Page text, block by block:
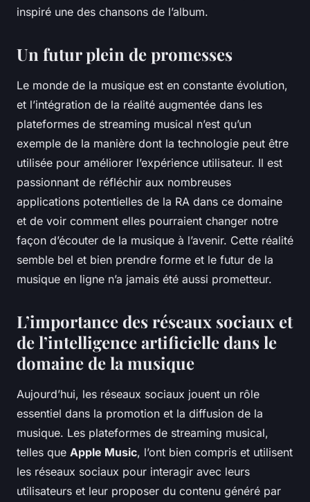
inspiré une des chansons de l’album.
Un futur plein de promesses
Le monde de la musique est en constante évolution,
et l’intégration de la réalité augmentée dans les
plateformes de streaming musical n’est qu’un
exemple de la manière dont la technologie peut être
utilisée pour améliorer l’expérience utilisateur. Il est
passionnant de réfléchir aux nombreuses
applications potentielles de la RA dans ce domaine
et de voir comment elles pourraient changer notre
façon d’écouter de la musique à l’avenir. Cette réalité
semble bel et bien prendre forme et le futur de la
musique en ligne n’a jamais été aussi prometteur.
L’importance des réseaux sociaux et
de l’intelligence artificielle dans le
domaine de la musique
Aujourd’hui, les réseaux sociaux jouent un rôle
essentiel dans la promotion et la diffusion de la
musique. Les plateformes de streaming musical,
telles que Apple Music, l’ont bien compris et utilisent
les réseaux sociaux pour interagir avec leurs
utilisateurs et leur proposer du contenu généré par